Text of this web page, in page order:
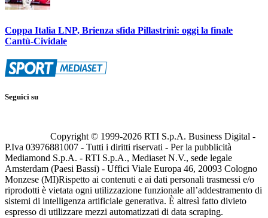
Coppa Italia LNP, Brienza sfida Pillastrini: oggi la finale
Cantù-Cividale
Seguici su
Copyright © 1999-2026 RTI S.p.A. Business Digital -
P.Iva 03976881007 - Tutti i diritti riservati - Per la pubblicità
Mediamond S.p.A. - RTI S.p.A., Mediaset N.V., sede legale
Amsterdam (Paesi Bassi) - Uffici Viale Europa 46, 20093 Cologno
Monzese (MI)Rispetto ai contenuti e ai dati personali trasmessi e/o
riprodotti è vietata ogni utilizzazione funzionale all’addestramento di
sistemi di intelligenza artificiale generativa. È altresì fatto divieto
espresso di utilizzare mezzi automatizzati di data scraping.